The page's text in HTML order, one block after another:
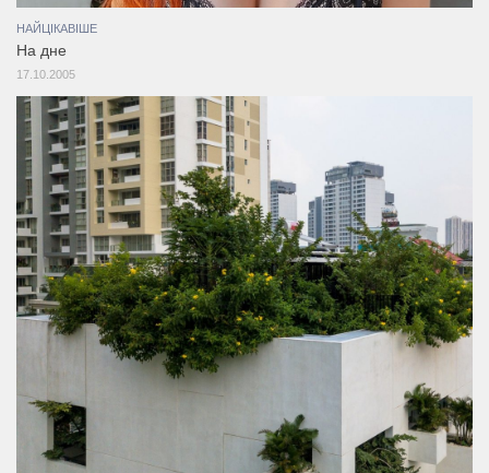
НАЙЦІКАВІШЕ
На дне
17.10.2005